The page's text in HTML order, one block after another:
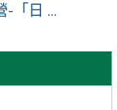
-「日 ...